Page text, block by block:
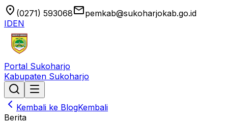
location_on (0271) 593068emailpemkab@sukoharjokab.go.id
IDEN
Portal Sukoharjo
Kabupaten Sukoharjo
Kembali ke BlogKembali
Berita